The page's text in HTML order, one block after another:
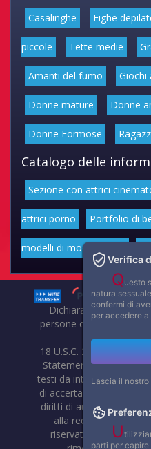
Casalinghe Fighe
piccole Tette medie
Amanti del fumo Giochi
Donne mature Donne
Donne Formose
Catalogo delle
Sezione con attrici
attrici porno Portfolio di
modelli di moda volgari
Dichiarazione di non
persone che
18 U.S.C. 2257 Record-
Statement.
testi da internet, compie
di accertarne il libero
diritti di autore o altri
alla redazione
riservato, scriveteci:
Verifica
Questo
natura
confermi di
per accedere
Lascia il nostro
U
parti per